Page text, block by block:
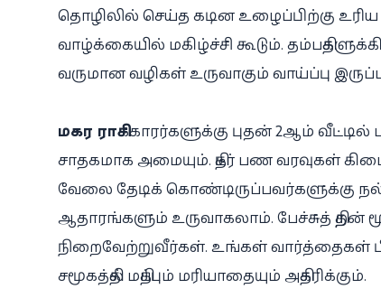
தொழிலில் செய்த கடின உழைப்பிற்கு உரிய
வாழ்க்கையில் மகிழ்ச்சி கூடும்.
வருமான வழிகள் உருவாகும் வாய்ப்பு
மகர ராசிக்காரர்களுக்கு புதன் 2ஆம் வீட்டில்
சாதகமாக அமையும். திடீர் பண வரவுகள்
வேலை தேடிக் கொண்டிருப்பவர்களுக்கு
ஆதாரங்களும் உருவாகலாம். பேச்சுத்
நிறைவேற்றுவீர்கள். உங்கள் வார்த்தைகள்
சமூகத்தில் மதிப்பும் மரியாதையும் அதிகரிக்கும்.